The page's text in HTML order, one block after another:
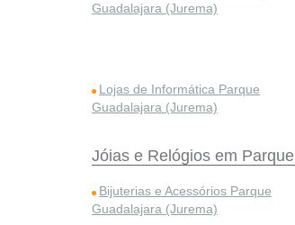
Guadalajara (Jurema)
Lojas de Informática Parque
Guadalajara (Jurema)
Jóias e Relógios em
Bijuterias e Acessórios Parque
Guadalajara (Jurema)